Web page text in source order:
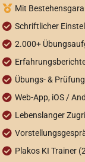
Mit
Schriftlicher
2.000+
Übungs- &
Web-App, iOS /
Lebenslanger
Plakos KI Trainer